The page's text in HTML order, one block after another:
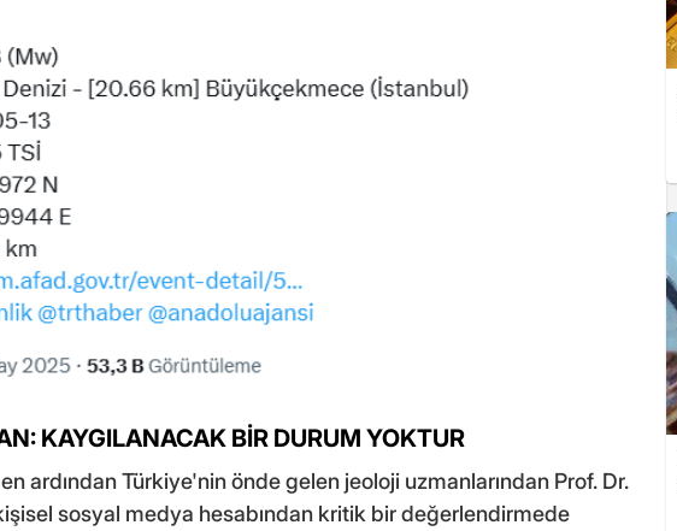
KAYGILANACAK BİR DURUM YOKTUR
ardından Türkiye'nin önde gelen jeoloji uzmanlarından Prof. Dr.
sosyal medya hesabından kritik bir değerlendirmede